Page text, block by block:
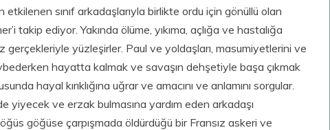
sınıf arkadaşlarıyla birlikte ordu için gönüllü olan
takip ediyor. Yakında ölüme, yıkıma, açlığa ve hastalığa
gerçekleriyle yüzleşirler. Paul ve yoldaşları, masumiyetlerini ve
hayatta kalmak ve savaşın dehşetiyle başa çıkmak
hayal kırıklığına uğrar ve amacını ve anlamını sorgular.
yiyecek ve erzak bulmasına yardım eden arkadaşı
göğüse çarpışmada öldürdüğü bir Fransız askeri ve